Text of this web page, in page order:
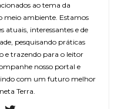
ao tema da
meio ambiente. Estamos
atuais, interessantes e de
pesquisando práticas
e trazendo para o leitor
nosso portal e
com um futuro melhor
Terra.